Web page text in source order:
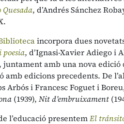
Quesada, d’Andrés Sánchez
incorpora dues
, d’Ignasi-Xavier Adiego i
juntament amb una nova
amb edicions precedents. De
Arbós i Francesc Foguet i
(1939), Nit d’embruixament
l’educació presentemEl